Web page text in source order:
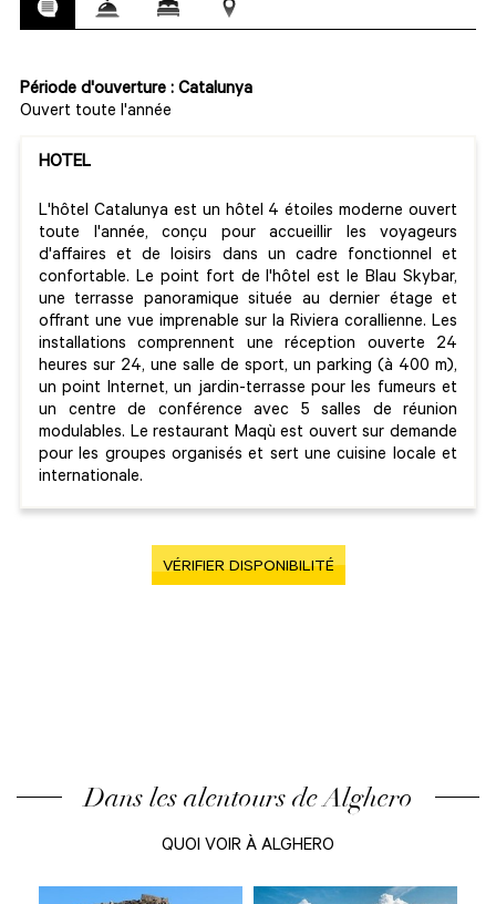
Période d'ouverture : Catalunya
Ouvert toute l'année
HOTEL
L'hôtel Catalunya est un hôtel 4 étoiles moderne ouvert
toute l'année, conçu pour accueillir les voyageurs
d'affaires et de loisirs dans un cadre fonctionnel et
confortable. Le point fort de l'hôtel est le Blau Skybar,
une terrasse panoramique située au dernier étage et
offrant une vue imprenable sur la Riviera corallienne. Les
installations comprennent une réception ouverte 24
heures sur 24, une salle de sport, un parking (à 400 m),
un point Internet, un jardin-terrasse pour les fumeurs et
un centre de conférence avec 5 salles de réunion
modulables. Le restaurant Maqù est ouvert sur demande
pour les groupes organisés et sert une cuisine locale et
internationale.
VÉRIFIER DISPONIBILITÉ
Dans les alentours de Alghero
QUOI VOIR À ALGHERO